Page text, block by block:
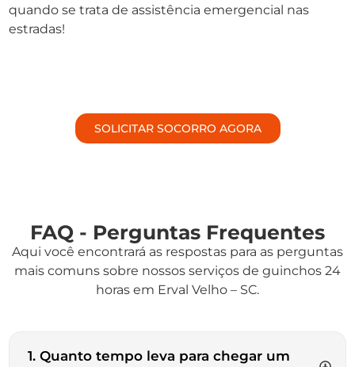
quando se trata de assistência emergencial nas
estradas!
SOLICITAR SOCORRO AGORA
FAQ - Perguntas Frequentes
Aqui você encontrará as respostas para as perguntas
mais comuns sobre nossos serviços de guinchos 24
horas em Erval Velho – SC.
1. Quanto tempo leva para chegar um